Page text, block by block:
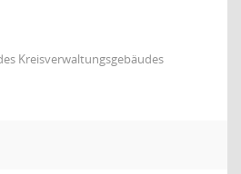
Kreisverwaltungsgebäudes